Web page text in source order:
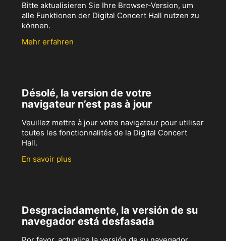
Bitte aktualisieren Sie Ihre Browser-Version, um
alle Funktionen der Digital Concert Hall nutzen zu
können.
Mehr erfahren
Désolé, la version de votre
navigateur n’est pas à jour
Veuillez mettre à jour votre navigateur pour utiliser
toutes les fonctionnalités de la Digital Concert
Hall.
En savoir plus
Desgraciadamente, la versión de su
navegador está desfasada